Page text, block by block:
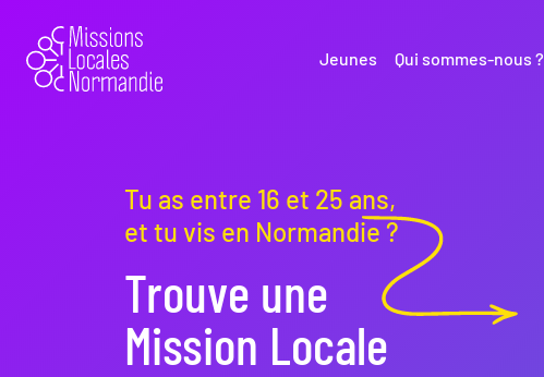
Jeunes Qui sommes-nous ?
Tu as entre 16 et 25 ans,
et tu vis en Normandie ?
Trouve une
Mission Locale